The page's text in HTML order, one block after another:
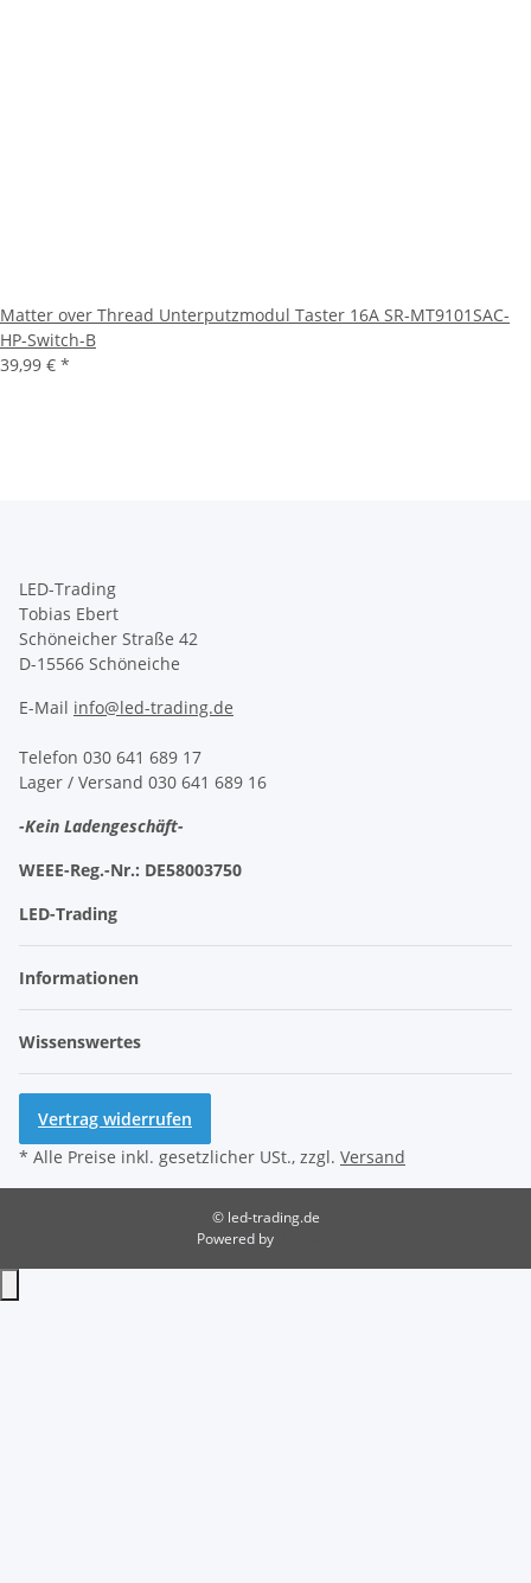
Matter over Thread Unterputzmodul Taster 16A SR-MT9101SAC-
HP-Switch-B
39,99 € *
LED-Trading
Tobias Ebert
Schöneicher Straße 42
D-15566 Schöneiche
E-Mail info@led-trading.de
Telefon 030 641 689 17
Lager / Versand 030 641 689 16
-Kein Ladengeschäft-
WEEE-Reg.-Nr.: DE58003750
LED-Trading
Informationen
Wissenswertes
Vertrag widerrufen
* Alle Preise inkl. gesetzlicher USt., zzgl. Versand
© led-trading.de
Powered by